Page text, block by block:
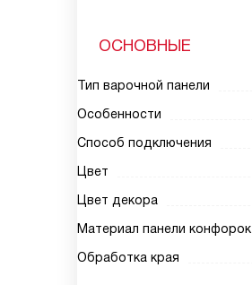
ОСНОВНЫЕ
Тип варочной панели
Особенности
Способ подключения
Цвет
Цвет декора
Материал панели конфорок
Обработка края